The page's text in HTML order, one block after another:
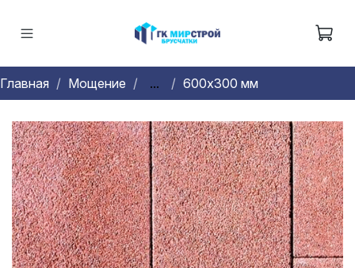
Главная Мощение ... 600х300 мм